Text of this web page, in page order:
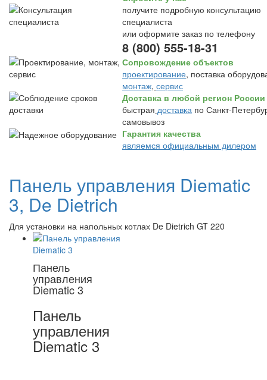
получите подробную консультацию
специалиста
или оформите заказ по телефону
8 (800) 555-18-31
Сопровождение объектов
проектирование, поставка
монтаж, сервис
Доставка в любой регион России
быстрая доставка по Санкт-
самовывоз
Гарантия качества
являемся официальным дилером
Панель управления Diematic
3, De Dietrich
Для установки на напольных котлах De Dietrich GT 220
Панель
управления
Diematic 3
Панель
управления
Diematic 3